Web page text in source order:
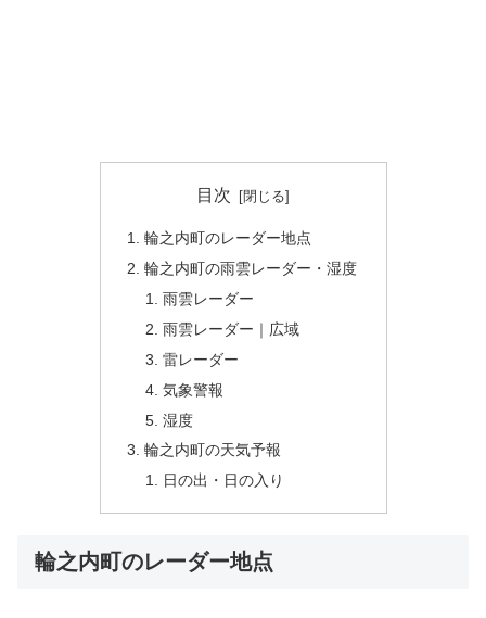
目次
輪之内町のレーダー地点
輪之内町の雨雲レーダー・湿度
雨雲レーダー
雨雲レーダー｜広域
雷レーダー
気象警報
湿度
輪之内町の天気予報
日の出・日の入り
輪之内町のレーダー地点